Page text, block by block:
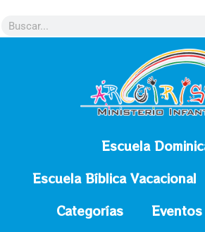
Escuela
Escuela Bíblica Vacacional
Categorías
Eventos